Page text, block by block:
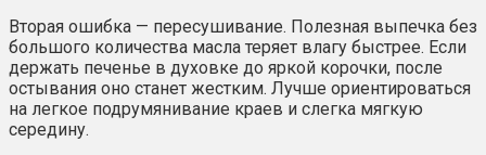
Вторая ошибка — пересушивание. Полезная выпечка без
большого количества масла теряет влагу быстрее. Если
держать печенье в духовке до яркой корочки, после
остывания оно станет жестким. Лучше ориентироваться
на легкое подрумянивание краев и слегка мягкую
середину.